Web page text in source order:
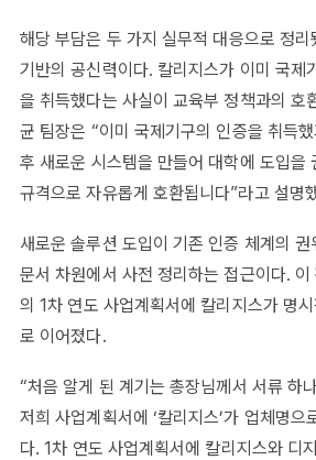
해당 부담은 두 가지 실무적 대응으로 정
기반의 공신력이다. 칼리지스가 이미 국제
을 취득했다는 사실이 교육부 정책과의 호
균 팀장은 “이미 국제기구의 인증을 취득
후 새로운 시스템을 만들어 대학에 도입을
규격으로 자유롭게 호환됩니다”라고 설명
새로운 솔루션 도입이 기존 인증 체계의
문서 차원에서 사전 정리하는 접근이다.
의 1차 연도 사업계획서에 칼리지스가 명
로 이어졌다.
“처음 알게 된 계기는 총장님께서 서류 하
저희 사업계획서에 ‘칼리지스’가 업체명으
다. 1차 연도 사업계획서에 칼리지스와 디